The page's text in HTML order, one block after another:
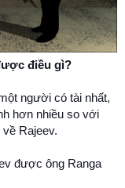
điều gì?
người có tài nhất,
hơn nhiều so với
Rajeev.
được ông Ranga